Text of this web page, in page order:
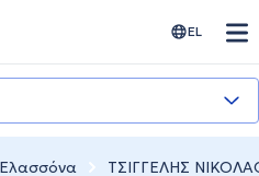
EL
Ελασσόνα ΤΣΙΓΓΕΛΗΣ